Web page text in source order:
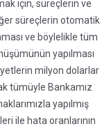
için, süreçlerin ve
süreçlerin otomatik
ve böylelikle tüm
yapılması
milyon dolarlar
tümüyle Bankamız
yapılmış
ile hata oranlarının